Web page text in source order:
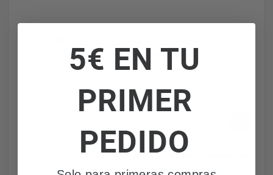
Bosch WTZ27400 - Accesorio Kit de unión secadora
y lavadora en columna
5€ EN TU
PRIMER
PEDIDO